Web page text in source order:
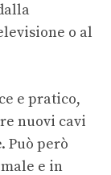
o al
e pratico,
nuovi cavi
Può però
e in